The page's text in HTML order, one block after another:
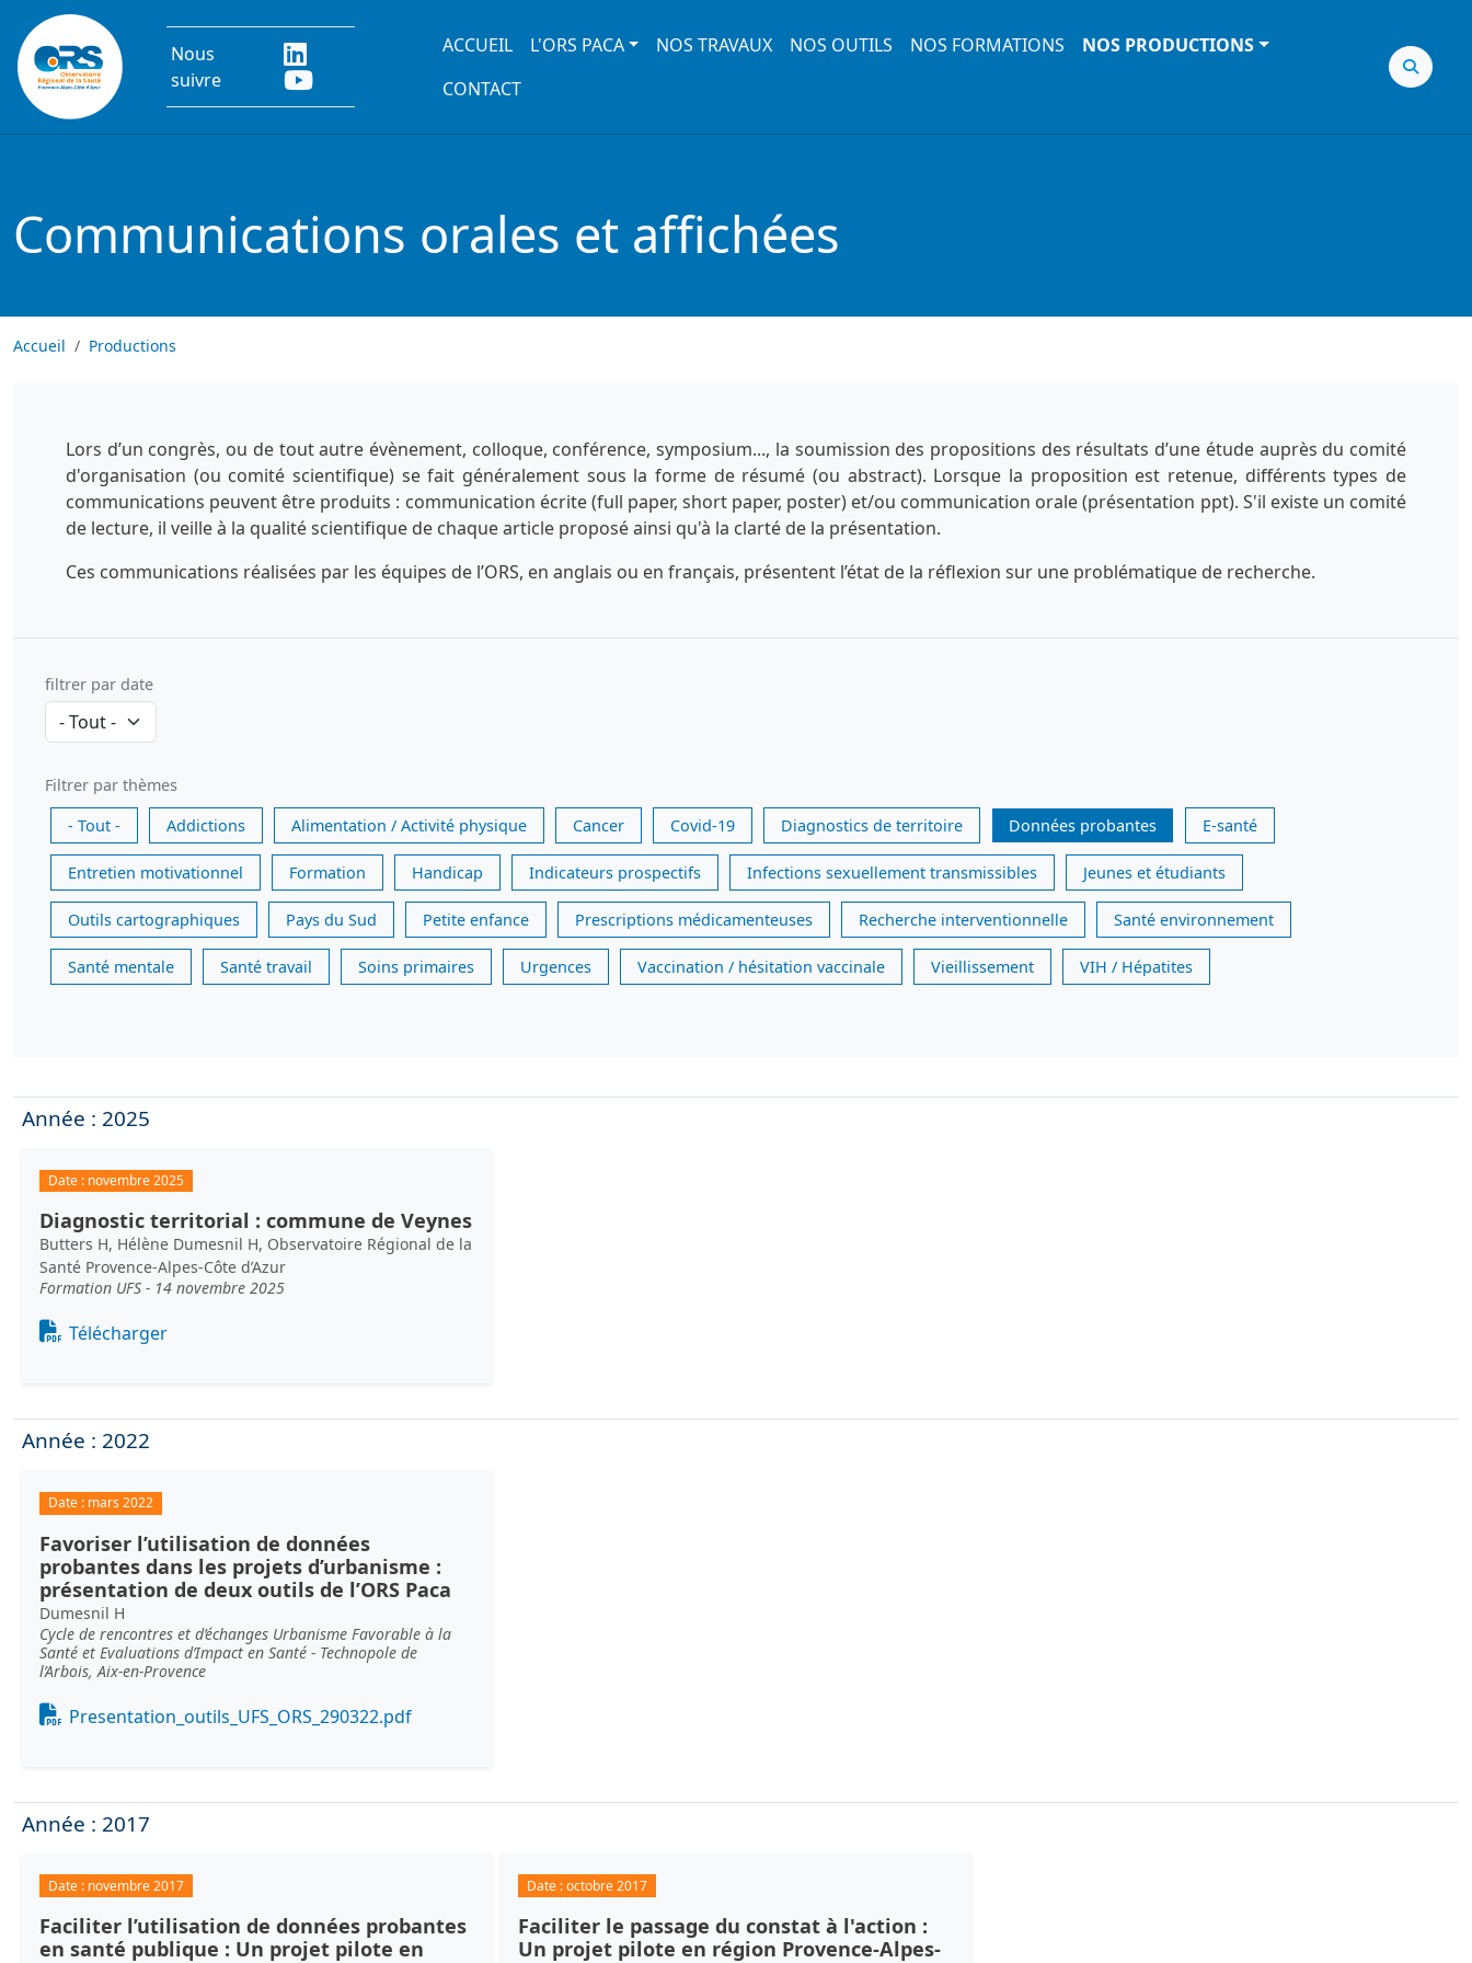
Aller au contenu principal
Nous
suivre
Main navigation
ACCUEIL L'ORS PACA NOS TRAVAUX NOS OUTILS NOS FORMATIONS
NOS PRODUCTIONS
CONTACT
Communications orales et affichées
Accueil Productions
Lors d’un congrès, ou de tout autre évènement, colloque, conférence, symposium..., la soumission des propositions des résultats d’une étude auprès du comité
d'organisation (ou comité scientifique) se fait généralement sous la forme de résumé (ou abstract). Lorsque la proposition est retenue, différents types de
communications peuvent être produits : communication écrite (full paper, short paper, poster) et/ou communication orale (présentation ppt). S'il existe un comité
de lecture, il veille à la qualité scientifique de chaque article proposé ainsi qu'à la clarté de la présentation.
Ces communications réalisées par les équipes de l’ORS, en anglais ou en français, présentent l’état de la réflexion sur une problématique de recherche.
filtrer par date
Filtrer par thèmes
- Tout -
Addictions Alimentation / Activité physique Cancer Covid-19 Diagnostics de territoire Données probantes E-santé
Entretien motivationnel Formation Handicap Indicateurs prospectifs Infections sexuellement transmissibles Jeunes et étudiants
Outils cartographiques Pays du Sud Petite enfance Prescriptions médicamenteuses Recherche interventionnelle Santé environnement
Santé mentale Santé travail Soins primaires Urgences Vaccination / hésitation vaccinale Vieillissement VIH / Hépatites
Année : 2025
Date : novembre 2025
Diagnostic territorial : commune de Veynes
Butters H, Hélène Dumesnil H, Observatoire Régional de la
Santé Provence-Alpes-Côte d’Azur
Formation UFS - 14 novembre 2025
Document
Télécharger
Année : 2022
Date : mars 2022
Favoriser l’utilisation de données
probantes dans les projets d’urbanisme :
présentation de deux outils de l’ORS Paca
Dumesnil H
Cycle de rencontres et d’échanges Urbanisme Favorable à la
Santé et Evaluations d’Impact en Santé - Technopole de
l’Arbois, Aix-en-Provence
Document
Presentation_outils_UFS_ORS_290322.pdf
Année : 2017
Date : novembre 2017
Faciliter l’utilisation de données probantes
en santé publique : Un projet pilote en
Date :octobre 2017
Faciliter le passage du constat à l'action :
Un projet pilote en région Provence-Alpes-